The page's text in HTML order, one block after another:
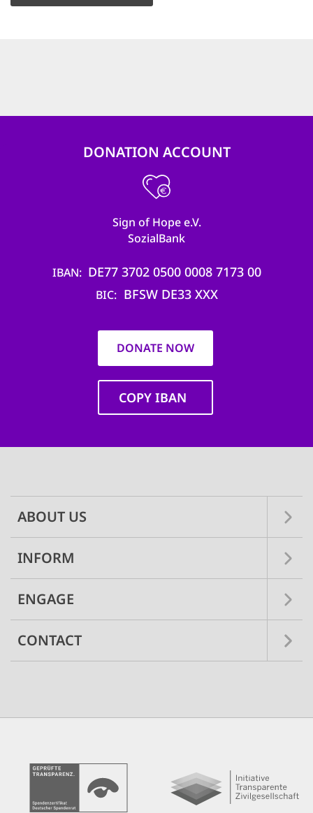
DONATION ACCOUNT
Sign of Hope e.V.
SozialBank
IBAN DE77 3702 0500 0008 7173 00
BIC BFSW DE33 XXX
DONATE NOW
COPY IBAN
ABOUT US
INFORM
ENGAGE
CONTACT